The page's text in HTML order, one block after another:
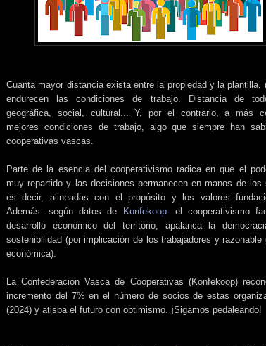
Cuanta mayor distancia exista entre la propiedad y la plantilla,
endurecen las condiciones de trabajo. Distancia de
geográfica, social, cultural... Y, por el contrario, a más
mejores condiciones de trabajo, algo que siempre han
cooperativas vascas.
Parte de la esencia del cooperativismo radica en que el
muy repartido y las decisiones permanecen en manos de los
es decir, alineadas con el propósito y los valores
Además -según datos de
Konfekoop- el cooperativismo
desarrollo económico del territorio, apalanca la
sostenibilidad (por implicación de los trabajadores y razonable
económica).
La Confederación Vasca de Cooperativas (Konfekoop)
incremento del 7% en el número de socios de estas
(2024) y atisba el futuro con optimismo. ¡Sigamos pedaleando!